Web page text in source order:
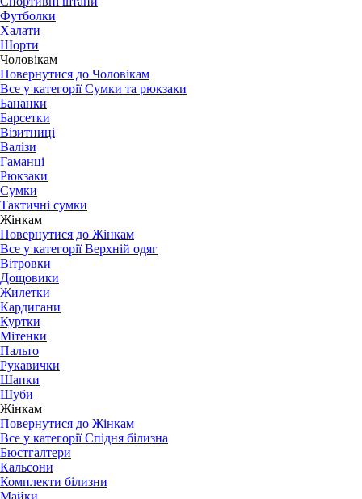
Футболки
Халати
Шорти
Чоловікам
Повернутися до Чоловікам
Все у категорії Сумки та рюкзаки
Бананки
Барсетки
Візитниці
Валізи
Гаманці
Рюкзаки
Сумки
Тактичні сумки
Жінкам
Повернутися до Жінкам
Все у категорії Верхній одяг
Вітровки
Дощовики
Жилетки
Кардигани
Куртки
Мітенки
Пальто
Рукавички
Шапки
Шуби
Жінкам
Повернутися до Жінкам
Все у категорії Спідня білизна
Бюстгалтери
Кальсони
Комплекти білизни
Майки